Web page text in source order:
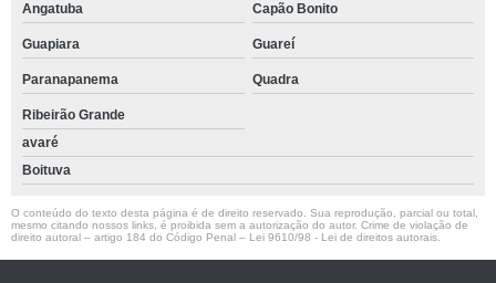
Angatuba
Capão Bonito
Guapiara Guareí
Paranapanema Quadra
Ribeirão Grande
avaré
Boituva
O conteúdo do texto desta página é de direito reservado. Sua reprodução, parcial ou total,
mesmo citando nossos links, é proibida sem a autorização do autor. Crime de violação de
direito autoral – artigo 184 do Código Penal – Lei 9610/98 - Lei de direitos autorais